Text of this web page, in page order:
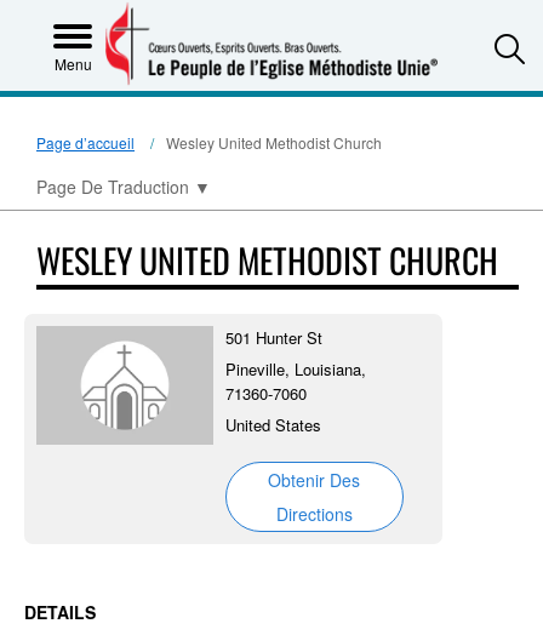
Menu
Page d’accueil Wesley United Methodist Church
Page De Traduction ▼
WESLEY UNITED METHODIST CHURCH
501 Hunter St
Pineville, Louisiana,
71360-7060
United States
Obtenir Des
Directions
DETAILS